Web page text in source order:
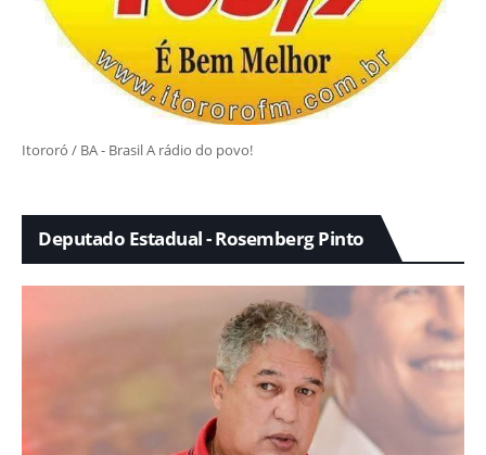
Itororó / BA - Brasil A rádio do povo!
Deputado Estadual - Rosemberg Pinto